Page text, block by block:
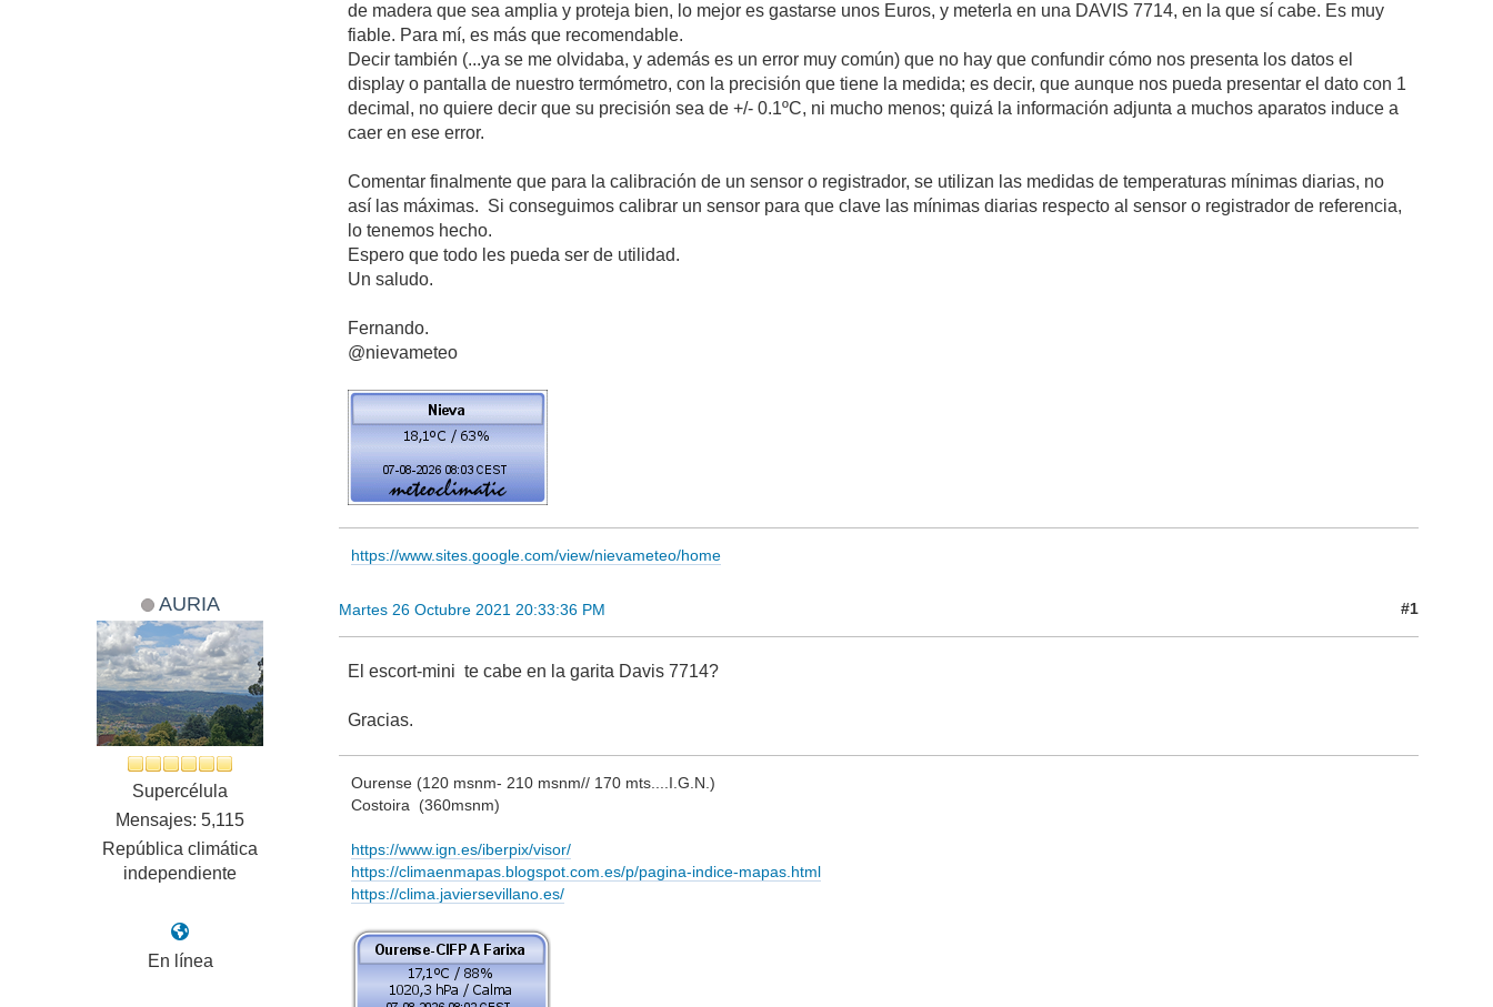
de madera que sea amplia y proteja bien, lo mejor es gastarse unos Euros, y meterla en una DAVIS 7714, en la que sí cabe. Es muy
fiable. Para mí, es más que recomendable.
Decir también (...ya se me olvidaba, y además es un error muy común) que no hay que confundir cómo nos presenta los datos el
display o pantalla de nuestro termómetro, con la precisión que tiene la medida; es decir, que aunque nos pueda presentar el dato con 1
decimal, no quiere decir que su precisión sea de +/- 0.1ºC, ni mucho menos; quizá la información adjunta a muchos aparatos induce a
caer en ese error.
Comentar finalmente que para la calibración de un sensor o registrador, se utilizan las medidas de temperaturas mínimas diarias, no
así las máximas. Si conseguimos calibrar un sensor para que clave las mínimas diarias respecto al sensor o registrador de referencia,
lo tenemos hecho.
Espero que todo les pueda ser de utilidad.
Un saludo.
Fernando.
@nievameteo
https://www.sites.google.com/view/nievameteo/home
AURIA
Supercélula
Mensajes: 5,115
República climática
independiente
En línea
Martes 26 Octubre 2021 20:33:36 PM #1
El escort-mini te cabe en la garita Davis 7714?
Gracias.
Ourense (120 msnm- 210 msnm// 170 mts....I.G.N.)
Costoira (360msnm)
https://www.ign.es/iberpix/visor/
https://climaenmapas.blogspot.com.es/p/pagina-indice-mapas.html
https://clima.javiersevillano.es/